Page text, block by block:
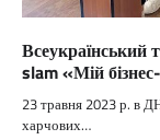
Всеукраїнський
slam «Мій
23 травня 2023 р. в
харчових…